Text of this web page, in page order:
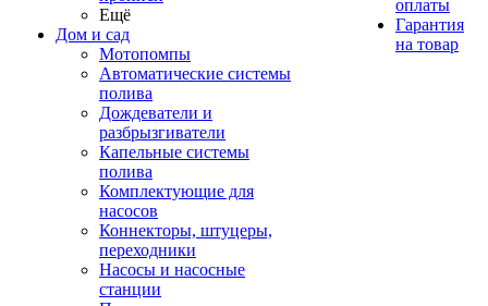
Ещё
Дом и сад
Мотопомпы
Автоматические системы
полива
Дождеватели и
разбрызгиватели
Капельные системы
полива
Комплектующие для
насосов
Коннекторы, штуцеры,
переходники
Насосы и насосные
станции
оплаты
Гарантия
на товар